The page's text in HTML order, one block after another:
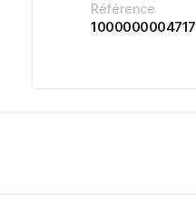
Référence
1000000004717